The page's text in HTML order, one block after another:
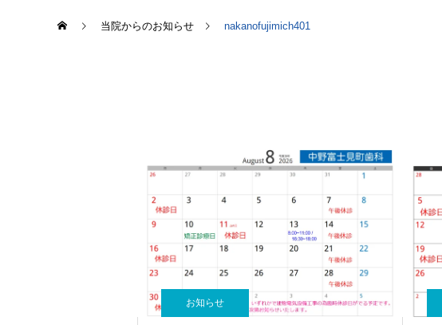
当院からのお知らせ nakanofujimich401
お知らせ